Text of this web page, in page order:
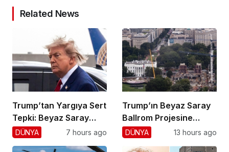
Related News
Trump’tan Yargıya Sert
Tepki: Beyaz Saray
Krizi!
DÜNYA 7 hours ago
Trump’ın Beyaz Saray
Ballrom Projesine
Durdurma
DÜNYA 13 hours ago